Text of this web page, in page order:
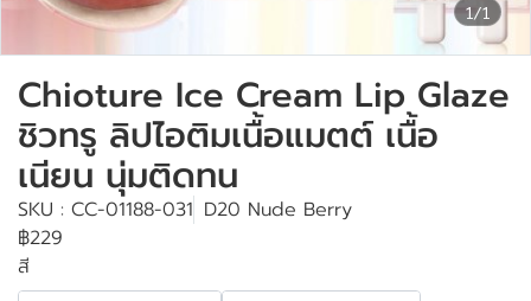
1/1
Chioture Ice Cream Lip Glaze
ชิวทรู ลิปไอติมเนื้อแมตต์ เนื้อ
เนียน นุ่มติดทน
SKU : CC-01188-031 D20 Nude Berry
฿229
สี